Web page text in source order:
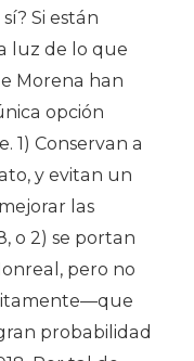
Si están
luz de lo que
Morena han
opción
1) Conservan a
y evitan un
las
o 2) se portan
pero no
probabilidad